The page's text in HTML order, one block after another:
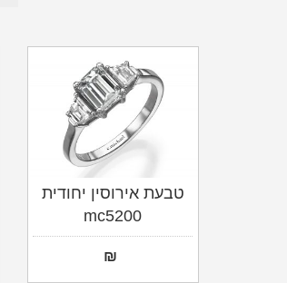
טבעת אירוסין יחודית
mc5200
₪